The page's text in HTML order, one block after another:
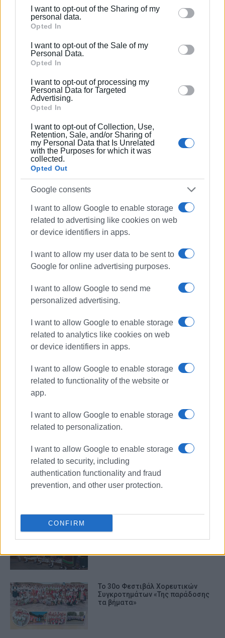
Please note that this website/app uses one or more
Google services and may gather and store information
behaviour. You may click to grant or deny consent to
Google and its third-party tags to use your data for
section.
I want to opt-out of the Sharing of my
personal data.
Opted In
I want to opt-out of the Sale of my
Personal Data.
Opted In
I want to opt-out of processing my
Personal Data for Targeted
Advertising.
Opted In
I want to opt-out of Collection, Use,
Retention, Sale, and/or Sharing of
my Personal Data that Is Unrelated
with the Purposes for which it was
collected.
Opted Out
Google consents
I want to allow Google to enable storage
related to advertising like cookies on web
or device identifiers in apps.
I want to allow my user data to be sent to
Google for online advertising purposes.
I want to allow Google to send me
personalized advertising.
I want to allow Google to enable storage
related to analytics like cookies on web
or device identifiers in apps.
I want to allow Google to enable storage
related to functionality of the website or
app.
I want to allow Google to enable storage
related to personalization.
I want to allow Google to enable storage
related to security, including
authentication functionality and fraud
prevention, and other user protection.
CONFIRM
ΧΟΡΟΣ
Το 30ο Φεστιβάλ Χορευτικών
Συγκροτημάτων «Της παράδοσης
τα βήματα»